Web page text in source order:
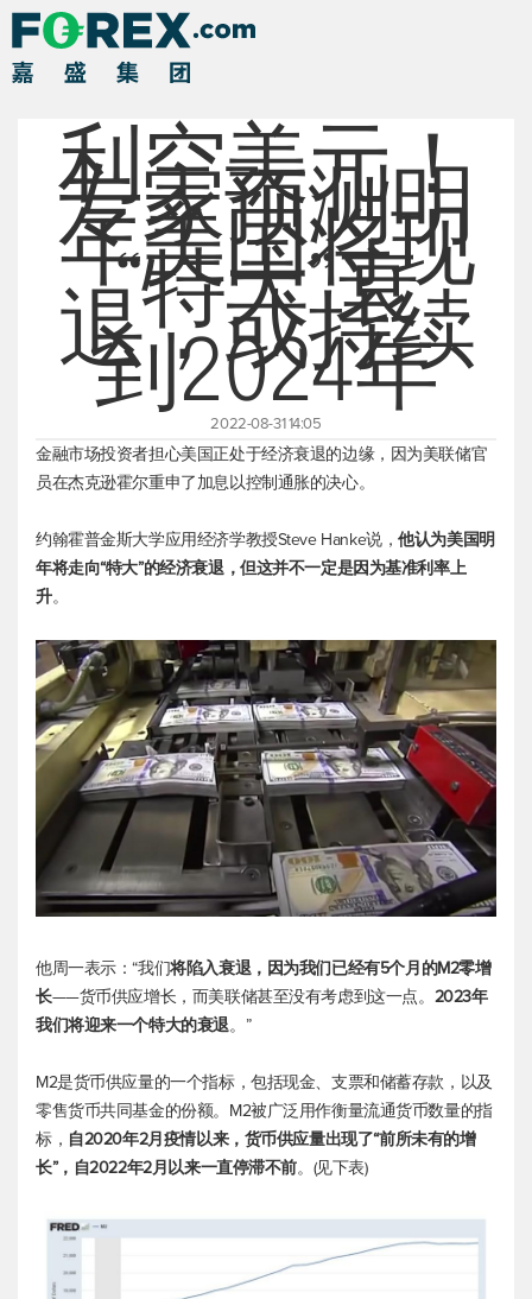
利空美元！
专家预测明
年美国将现
“特大”衰
退，或持续
到2024年
2022-08-31 14:05
金融市场投资者担心美国正处于经济衰退的边缘，因为美联储官
员在杰克逊霍尔重申了加息以控制通胀的决心。
约翰霍普金斯大学应用经济学教授Steve Hanke说，他认为美国明
年将走向“特大”的经济衰退，但这并不一定是因为基准利率上
升。
他周一表示：“我们将陷入衰退，因为我们已经有5个月的M2零增
长——货币供应增长，而美联储甚至没有考虑到这一点。 2023年
我们将迎来一个特大的衰退。”
M2是货币供应量的一个指标，包括现金、支票和储蓄存款，以及
零售货币共同基金的份额。M2被广泛用作衡量流通货币数量的指
标， 自2020年2月疫情以来，货币供应量出现了“前所未有的增
长”，自2022年2月以来一直停滞不前。(见下表)